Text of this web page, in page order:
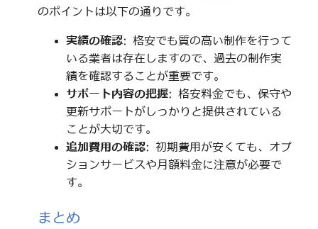
のポイントは以下の通りです。
実績の確認: 格安でも質の高い制作を行って
いる業者は存在しますので、過去の制作実
績を確認することが重要です。
サポート内容の把握: 格安料金でも、保守や
更新サポートがしっかりと提供されている
ことが大切です。
追加費用の確認: 初期費用が安くても、オプ
ションサービスや月額料金に注意が必要で
す。
まとめ